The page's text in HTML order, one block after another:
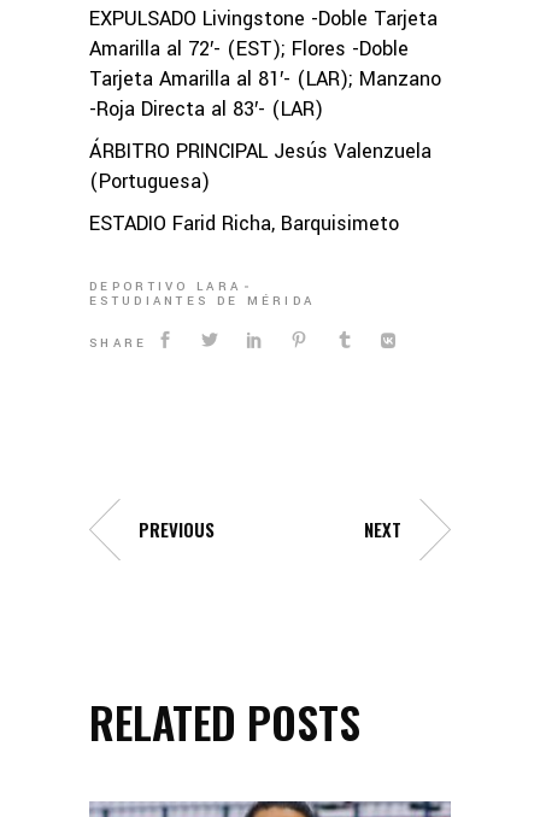
EXPULSADO Livingstone -Doble Tarjeta
Amarilla al 72′- (EST); Flores -Doble
Tarjeta Amarilla al 81′- (LAR); Manzano
-Roja Directa al 83′- (LAR)
ÁRBITRO PRINCIPAL Jesús Valenzuela
(Portuguesa)
ESTADIO Farid Richa, Barquisimeto
DEPORTIVO LARA
ESTUDIANTES DE MÉRIDA
SHARE
PREVIOUS NEXT
RELATED POSTS